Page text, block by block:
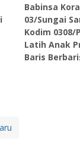
Babinsa
03/Sungai
Kodim 0308/
Latih Anak
Baris